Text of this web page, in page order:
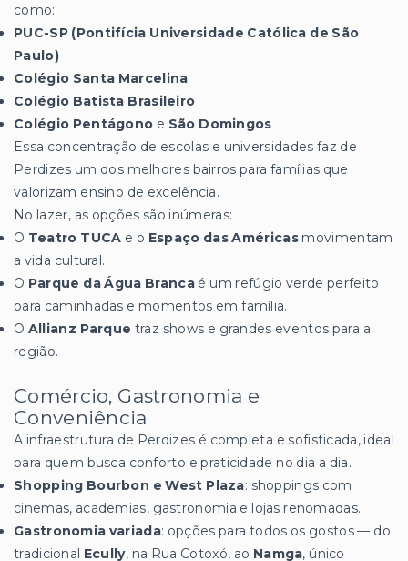
como:
PUC-SP (Pontifícia Universidade Católica de São
Paulo)
Colégio Santa Marcelina
Colégio Batista Brasileiro
Colégio Pentágono e São Domingos
Essa concentração de escolas e universidades faz de
Perdizes um dos melhores bairros para famílias que
valorizam ensino de excelência.
No lazer, as opções são inúmeras:
O Teatro TUCA e o Espaço das Américasmovimentam
a vida cultural.
O Parque da Água Brancaé um refúgio verde perfeito
para caminhadas e momentos em família.
O Allianz Parque traz shows e grandes eventos para a
região.
Comércio, Gastronomia e
Conveniência
A infraestrutura de Perdizes é completa e sofisticada, ideal
para quem busca conforto e praticidade no dia a dia.
Shopping Bourbon e West Plaza: shoppings com
cinemas, academias, gastronomia e lojas renomadas.
Gastronomia variada: opções para todos os gostos — do
tradicional Ecully, na Rua Cotoxó, ao Namga, único